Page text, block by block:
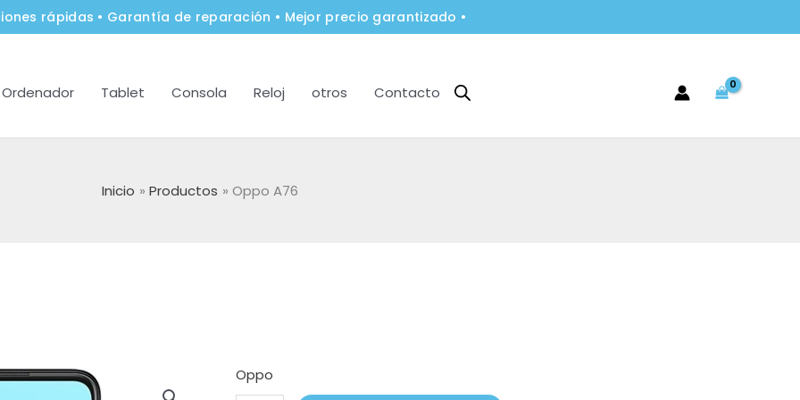
rápidas • Garantía de reparación • Mejor precio garantizado •
Ordenador Tablet Consola Reloj otros Contacto
Inicio Productos Oppo A76
Oppo